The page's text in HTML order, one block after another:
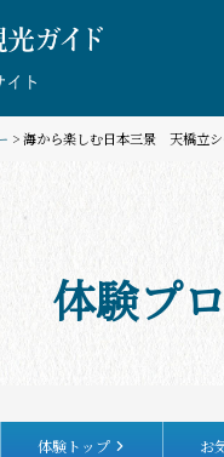
> 海から楽しむ日本三景 天橋立
体験プ
体験トップ お